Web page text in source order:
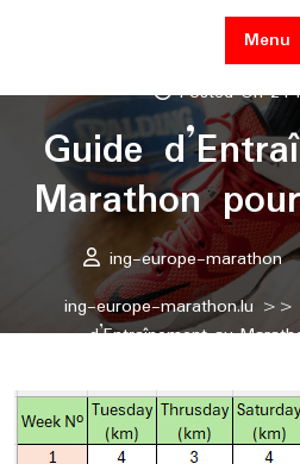
Menu
Posted On 24
Guide
Marathon
ing-europe-marathon
ing-europe-marathon.lu >>
d’Entraînement au